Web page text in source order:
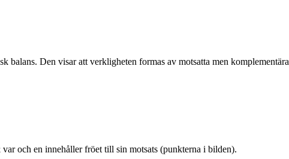
balans. Den visar att verkligheten formas av motsatta men komplementära
och en innehåller fröet till sin motsats (punkterna i bilden).